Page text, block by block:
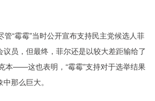
“霉霉”当时公开宣布支持民主党候选人菲
员，但最终，菲尔还是以较大差距输给了
本——这也表明，“霉霉”支持对于选举结果
那么巨大。